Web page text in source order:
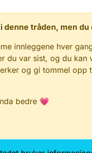
tråden, men
innleggene hver
du var sist, og du
og gi tommel
bedre 💗